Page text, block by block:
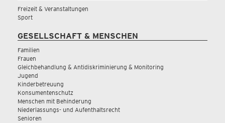
Freizeit & Veranstaltungen
Sport
GESELLSCHAFT & MENSCHEN
Familien
Frauen
Gleichbehandlung & Antidiskriminierung & Monitoring
Jugend
Kinderbetreuung
Konsumentenschutz
Menschen mit Behinderung
Niederlassungs- und Aufenthaltsrecht
Senioren